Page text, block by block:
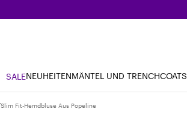
SALENEUHEITENMÄNTEL UND TRENCHCOATS
Slim Fit-Hemdbluse Aus Popeline